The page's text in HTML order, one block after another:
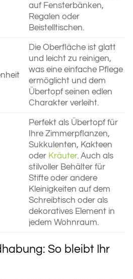
auf Fensterbänken,
Regalen oder
Beistelltischen.
Die Oberfläche ist glatt
und leicht zu reinigen,
was eine einfache Pflege
ermöglicht und dem
Übertopf seinen edlen
Charakter verleiht.
Perfekt als Übertopf für
Ihre Zimmerpflanzen,
Sukkulenten, Kakteen
oder Kräuter. Auch als
stilvoller Behälter für
Stifte oder andere
Kleinigkeiten auf dem
Schreibtisch oder als
dekoratives Element in
jedem Wohnraum.
So bleibt Ihr